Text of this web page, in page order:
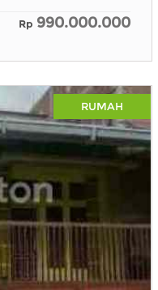
Rp 990.000.000
RUMAH